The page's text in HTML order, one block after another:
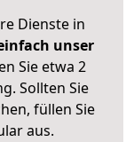
Dienste in
unser
Sie etwa 2
Sollten Sie
füllen Sie
aus.